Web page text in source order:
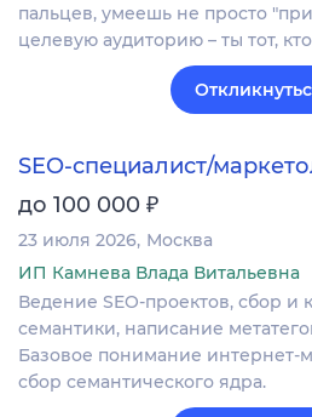
пальцев, умеешь не просто
целевую аудиторию – ты тот,
SEO-специалист/
до 100 000 ₽
23 июля 2026 Москва
ИП Камнева Влада Витальевна
Ведение SEO-проектов, сбор и
семантики, написание
Базовое понимание интернет-
сбор семантического ядра.